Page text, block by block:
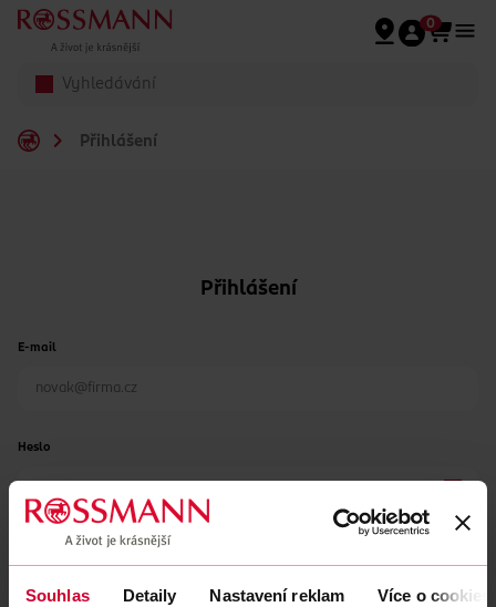
Souhlas Detaily Nastavení reklam Více o cookies
Přeskočit na hlavmní obsah
0
Přihlášení
Přihlášení
E-mail
Heslo
Zapomenuté heslo
PŘIHLÁSIT SE